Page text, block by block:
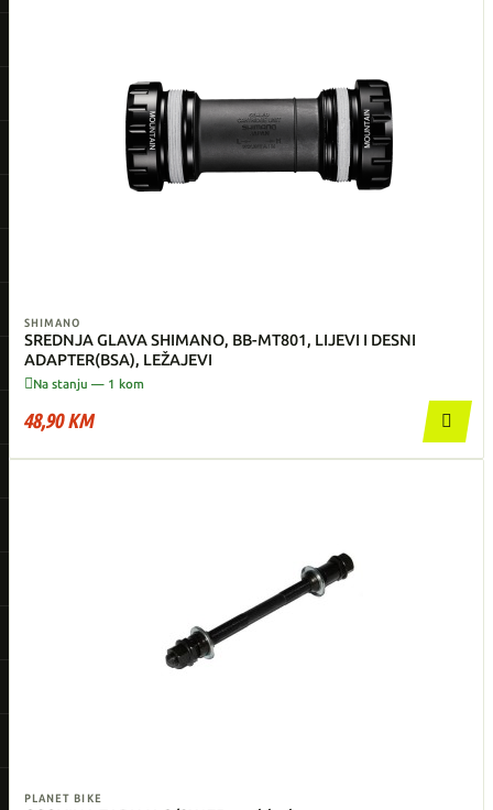
SHIMANO
SREDNJA GLAVA SHIMANO, BB-MT801, LIJEVI I DESNI
ADAPTER(BSA), LEŽAJEVI
Na stanju — 1 kom
48,90 KM 
PLANET BIKE